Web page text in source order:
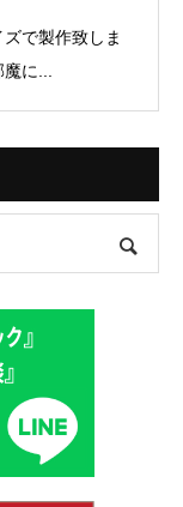
で製作致しま
に...